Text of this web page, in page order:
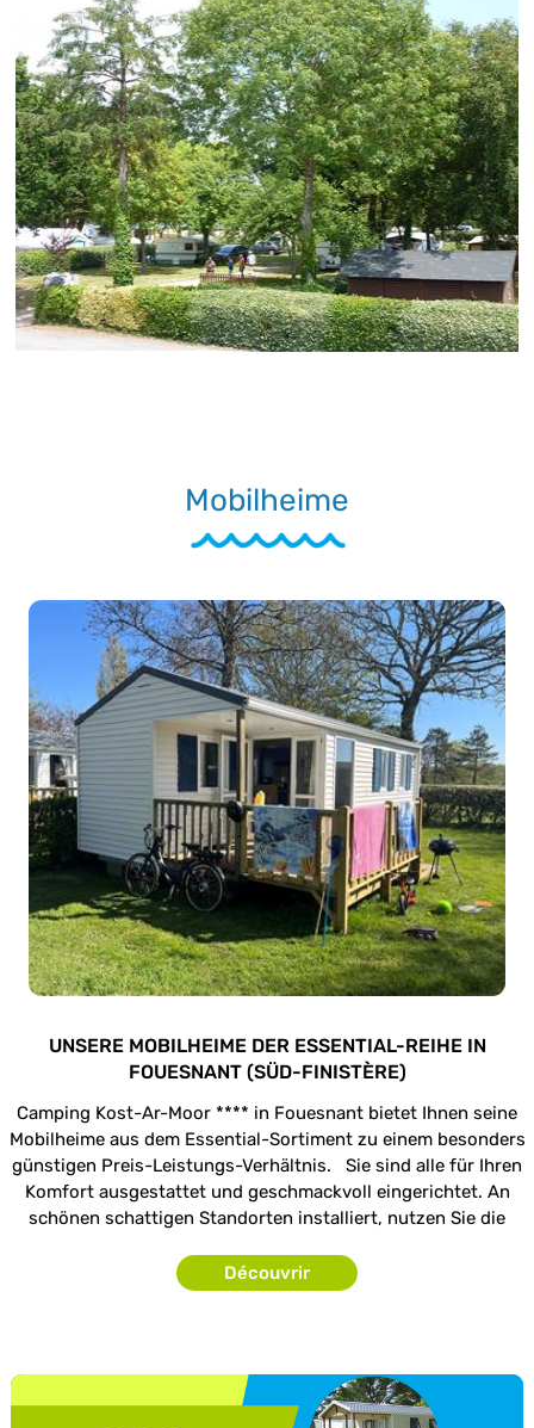
Mobilheime
UNSERE MOBILHEIME DER ESSENTIAL-REIHE IN
FOUESNANT (SÜD-FINISTÈRE)
Camping Kost-Ar-Moor **** in Fouesnant bietet Ihnen seine
Mobilheime aus dem Essential-Sortiment zu einem besonders
günstigen Preis-Leistungs-Verhältnis. Sie sind alle für Ihren
Komfort ausgestattet und geschmackvoll eingerichtet. An
schönen schattigen Standorten installiert, nutzen Sie die
einzunehmen.
Découvrir